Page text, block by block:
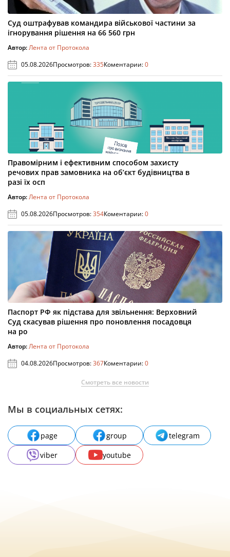
Суд оштрафував командира військової частини за
ігнорування рішення на 66 560 грн
Автор:Лента от Протокола
05.08.2026Просмотров:335Коментарии:0
Правомірним і ефективним способом захисту
речових прав замовника на об’єкт будівництва в
разі їх осп
Автор:Лента от Протокола
05.08.2026Просмотров:354Коментарии:0
Паспорт РФ як підстава для звільнення: Верховний
Суд скасував рішення про поновлення посадовця
на ро
Автор:Лента от Протокола
04.08.2026Просмотров:367Коментарии:0
Смотреть все новости
Мы в социальных сетях:
page group
telegram
viber
youtube